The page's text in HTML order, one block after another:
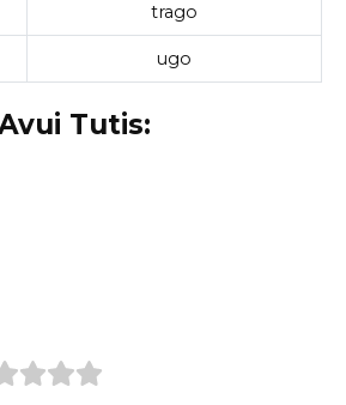
trago
ugo
Tutis: